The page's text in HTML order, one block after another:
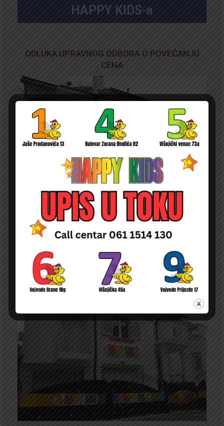
HAPPY KIDS-a
ODLUKA UPRAVNOG ODBORA O POVEĆANJU
CENA
ODLUKA O PRAVU NA NAKNADU DELA TROŠKOVA BORAVKA DECE U
PU ČIJI JE OSNIVAČ DURGO PRAVNO ILI FIZIČKO LICE NA TERITORIJI
GRADA BEOGRADA